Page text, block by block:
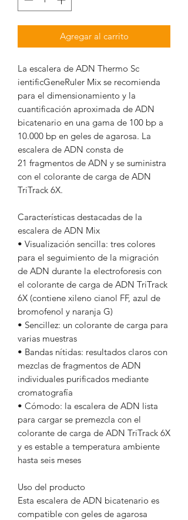
Agregar al carrito
La escalera de ADN Thermo Sc
ientificGeneRuler Mix se recomienda
para el dimensionamiento y la
cuantificación aproximada de ADN
bicatenario en una gama de 100 bp a
10.000 bp en geles de agarosa. La
escalera de ADN consta de
21 fragmentos de ADN y se suministra
con el colorante de carga de ADN
TriTrack 6X.
Características destacadas de la
escalera de ADN Mix
• Visualización sencilla: tres colores
para el seguimiento de la migración
de ADN durante la electroforesis con
el colorante de carga de ADN TriTrack
6X (contiene xileno cianol FF, azul de
bromofenol y naranja G)
• Sencillez: un colorante de carga para
varias muestras
• Bandas nítidas: resultados claros con
mezclas de fragmentos de ADN
individuales purificados mediante
cromatografía
• Cómodo: la escalera de ADN lista
para cargar se premezcla con el
colorante de carga de ADN TriTrack 6X
y es estable a temperatura ambiente
hasta seis meses
Uso del producto
Esta escalera de ADN bicatenario es
compatible con geles de agarosa